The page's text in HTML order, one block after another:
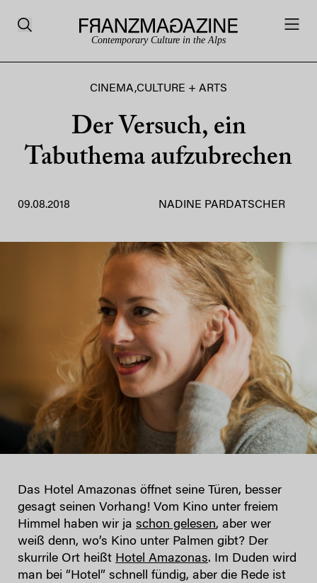
Contemporary Culture in the Alps
CINEMA,CULTURE + ARTS
Der Versuch, ein
Tabuthema aufzubrechen
09.08.2018 NADINE PARDATSCHER
Das Hotel Amazonas öffnet seine Türen, besser
gesagt seinen Vorhang! Vom Kino unter freiem
Himmel haben wir ja schon gelesen, aber wer
weiß denn, wo’s Kino unter Palmen gibt? Der
skurrile Ort heißt Hotel Amazonas. Im Duden wird
man bei “Hotel” schnell fündig, aber die Rede ist